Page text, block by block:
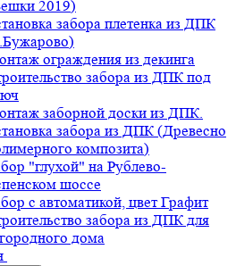
2019)
забора плетенка из ДПК
ограждения из декинга
забора из ДПК под
заборной доски из ДПК.
забора из ДПК (Древесно
композита)
"глухой" на Рублево-
шоссе
с автоматикой, цвет Графит
забора из ДПК для
дома